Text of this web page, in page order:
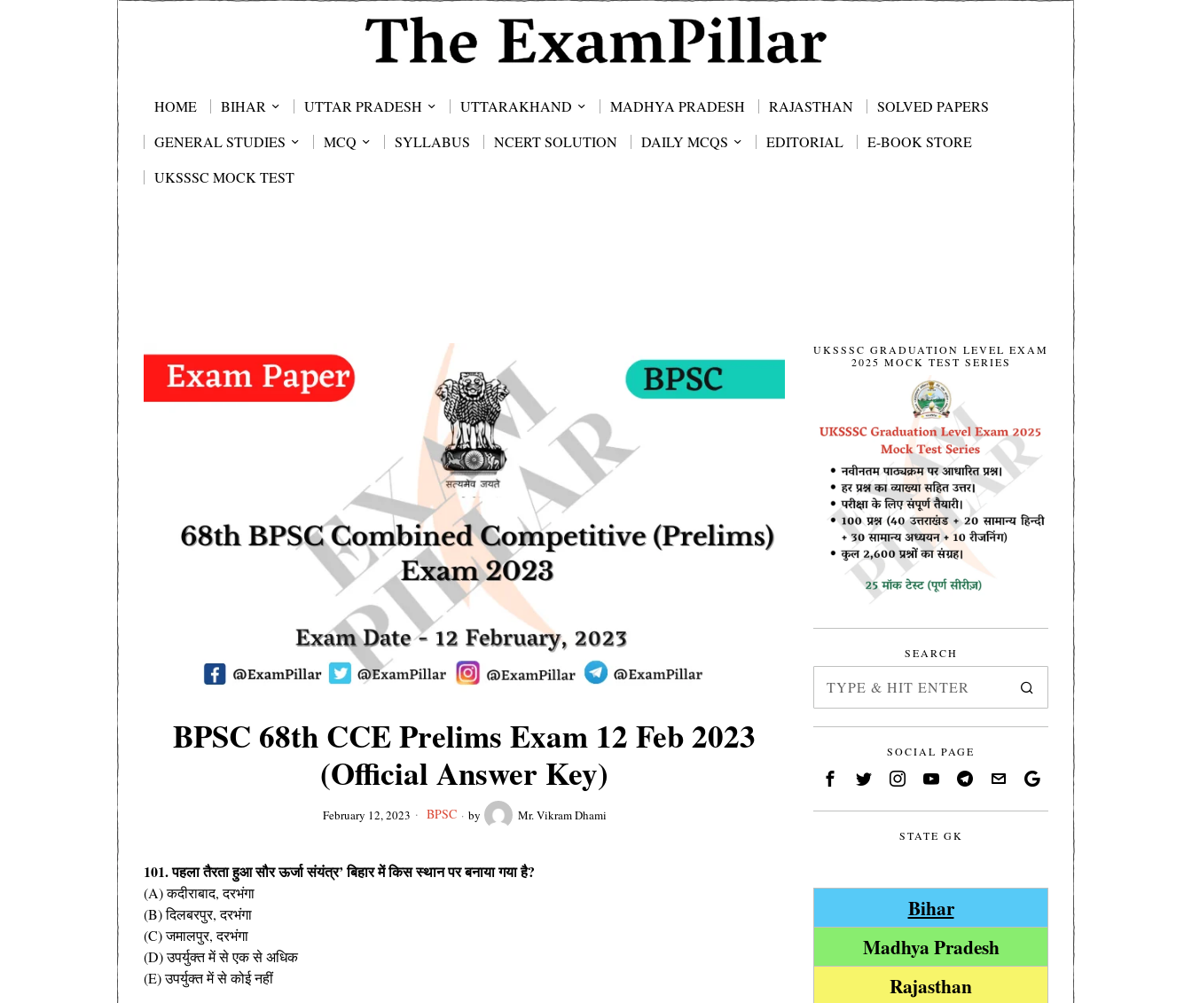
HOME BIHAR UTTAR PRADESH UTTARAKHAND MADHYA PRADESH RAJASTHAN
SOLVED PAPERS
GENERAL STUDIES
MCQ SYLLABUS NCERT SOLUTION DAILY MCQS EDITORIAL
E-BOOK STORE
UKSSSC MOCK TEST
BPSC 68th CCE Prelims Exam 12 Feb 2023
(Official Answer Key)
February 12, 2023 BPSC by Mr. Vikram Dhami
101. पहला तैरता हुआ सौर ऊर्जा संयंत्र’ बिहार में किस स्थान पर बनाया गया है?
(A) कदीराबाद, दरभंगा
(B) दिलबरपुर, दरभंगा
(C) जमालपुर, दरभंगा
(D) उपर्युक्त में से एक से अधिक
(E) उपर्युक्त में से कोई नहीं
UKSSSC GRADUATION LEVEL EXAM
2025 MOCK TEST SERIES
SEARCH
SOCIAL PAGE
STATE GK
Bihar
Madhya Pradesh
Rajasthan